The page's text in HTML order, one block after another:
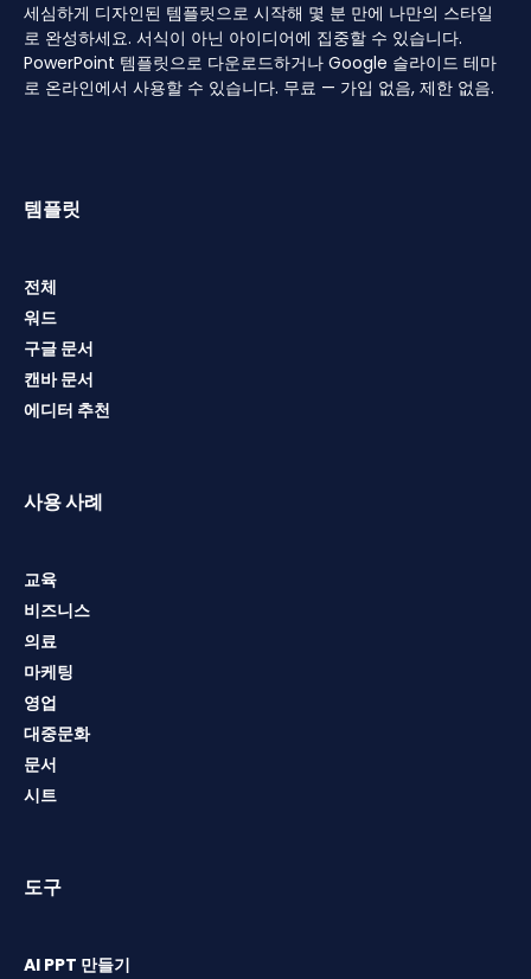
세심하게 디자인된 템플릿으로 시작해 몇 분 만에 나만의 스타일
로 완성하세요. 서식이 아닌 아이디어에 집중할 수 있습니다.
PowerPoint 템플릿으로 다운로드하거나 Google 슬라이드 테마
로 온라인에서 사용할 수 있습니다. 무료 — 가입 없음, 제한 없음.
템플릿
전체
워드
구글 문서
캔바 문서
에디터 추천
사용 사례
교육
비즈니스
의료
마케팅
영업
대중문화
문서
시트
도구
AI PPT 만들기